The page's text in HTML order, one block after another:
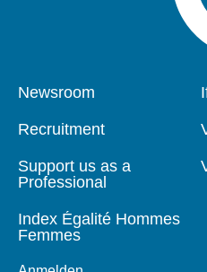
Pied
Newsroom
Recruitment
Support us as a
Professional
Index Égalité Hommes
Femmes